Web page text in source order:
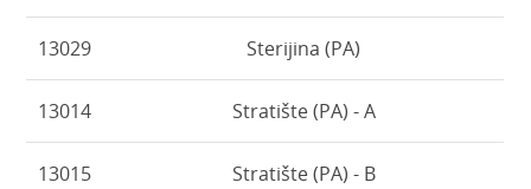
13029 Sterijina (PA)
13014 Stratište (PA) - A
13015 Stratište (PA) - B